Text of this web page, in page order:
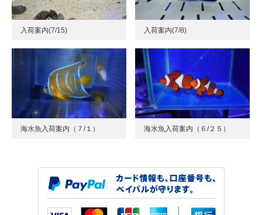
入荷案内(7/15) 入荷案内(7/8)
海水魚入荷案内（７/１） 海水魚入荷案内（６/２５）